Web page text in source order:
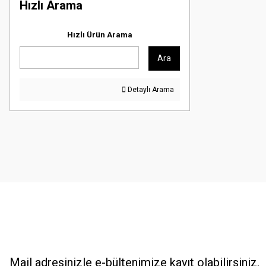
Hızlı Arama
Hızlı Ürün Arama
Ara
Detaylı Arama
Mail adresinizle e-bültenimize kayıt olabilirsiniz.